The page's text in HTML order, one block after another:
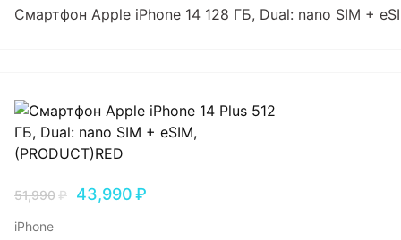
Смартфон Apple iPhone 14 128 ГБ, Dual: nano SIM +
51,990₽ 43,990₽
iPhone